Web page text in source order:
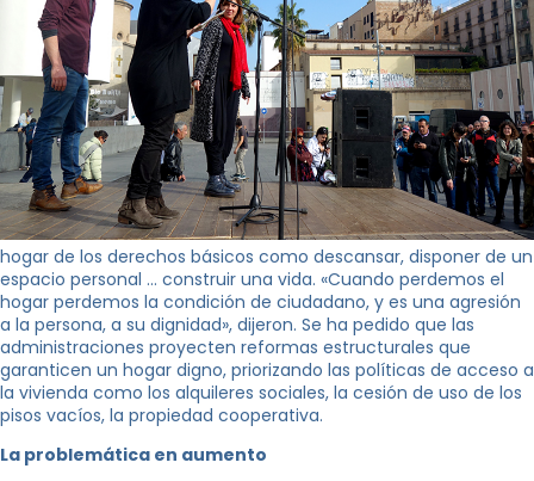
hogar de los derechos básicos como descansar, disponer de un
espacio personal … construir una vida. «Cuando perdemos el
hogar perdemos la condición de ciudadano, y es una agresión
a la persona, a su dignidad», dijeron. Se ha pedido que las
administraciones proyecten reformas estructurales que
garanticen un hogar digno, priorizando las políticas de acceso a
la vivienda como los alquileres sociales, la cesión de uso de los
pisos vacíos, la propiedad cooperativa.
La problemática en aumento